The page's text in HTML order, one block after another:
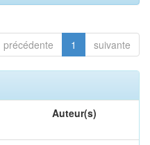
précédente 1 suivante
Auteur(s)